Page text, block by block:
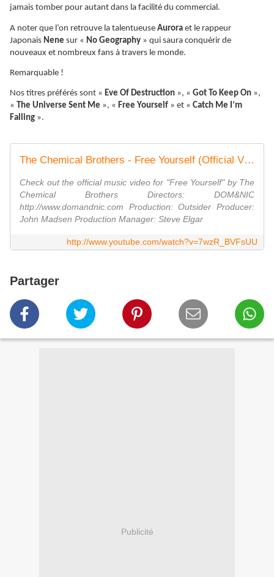
jamais tomber pour autant dans la facilité du commercial.
A noter que l’on retrouve la talentueuse Aurora et le rappeur
Japonais Nene sur « No Geography » qui saura conquérir de
nouveaux et nombreux fans à travers le monde.
Remarquable !
Nos titres préférés sont « Eve Of Destruction », « Got To Keep On »,
« The Universe Sent Me », « Free Yourself » et « Catch Me I’m
Falling ».
The Chemical Brothers - Free Yourself (Official Video)
Check out the official music video for "Free Yourself" by The
Chemical Brothers Directors: DOM&NIC
http://www.domandnic.com Production: Outsider Producer:
John Madsen Production Manager: Steve Elgar
http://www.youtube.com/watch?v=7wzR_BVFsUU
Partager
Publicité